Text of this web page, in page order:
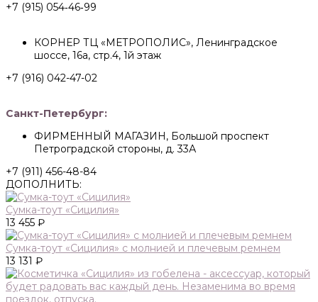
+7 (915) 054‑46‑99
КОРНЕР ТЦ «МЕТРОПОЛИС», Ленинградское
шоссе, 16а, стр.4, 1й этаж
+7 (916) 042-47-02
Санкт-Петербург:
ФИРМЕННЫЙ МАГАЗИН, Большой проспект
Петроградской стороны, д. 33А
+7 (911) 456-48-84
ДОПОЛНИТЬ:
Сумка-тоут «Сицилия»
13 455 ₽
Сумка-тоут «Сицилия» с молнией и плечевым ремнем
13 131 ₽